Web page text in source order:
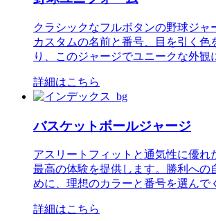
クラシックなフルボタンの野球ジャ
カスタムの名前と番号、目を引く色
り、このジャージでユニークな外観
詳細はこちら
バスケットボールジャージ
アスリートフィットと通気性に優れ
最高の体験を提供します。勝利への
めに、理想のカラーと番号を選んで
詳細はこちら